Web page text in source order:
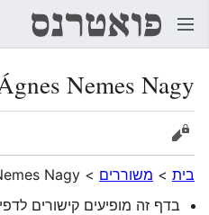
Nemes Nagy
הצגת מקור
בית > משוררים >
Nagy
בדף זה מופיעים קישורים